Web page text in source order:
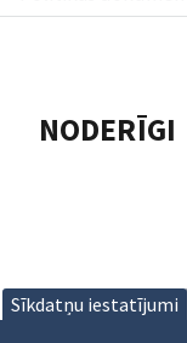
NODERĪGI
Sīkdatņu iestatījumi